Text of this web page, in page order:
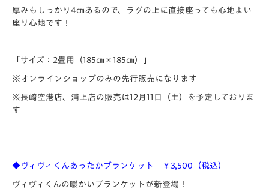
厚みもしっかり4㎝あるので、ラグの上に直接座っても心地よい
座り心地です！
「サイズ：2畳用（185㎝×185㎝）」
※オンラインショップのみの先行販売になります
※長崎空港店、浦上店の販売は12月11日（土）を予定しておりま
す
◆ヴィヴィくんあったかブランケット ￥3,500（税込）
ヴィヴィくんの暖かいブランケットが新登場！